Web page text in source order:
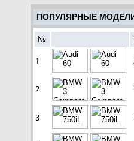
ПОПУЛЯРНЫЕ
№
1
2
3